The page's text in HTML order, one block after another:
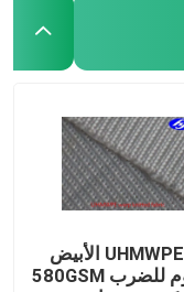
نسيج UHMWPE الأبيض
المقاوم للضرب 580GSM